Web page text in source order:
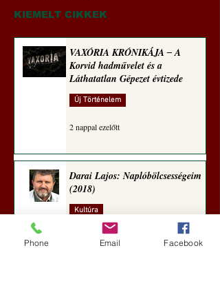
Rugalmas technomorál:
KIEMELT CIKKEK
VAXÓRIA KRÓNIKÁJA ‒ A
Korvid hadművelet és a
Láthatatlan Gépezet évtizede
Új Történelem
2 nappal ezelőtt
Darai Lajos: Naplóbölcsességeim
(2018)
Kultúra
5 nappal ezelőtt
Phone Email Facebook